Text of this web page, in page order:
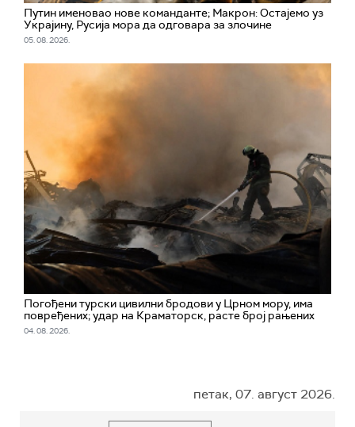
Путин именовао нове команданте; Макрон: Остајемо уз
Украјину, Русија мора да одговара за злочине
05. 08. 2026.
Погођени турски цивилни бродови у Црном мору, има
повређених; удар на Краматорск, расте број рањених
04. 08. 2026.
петак, 07. август 2026.